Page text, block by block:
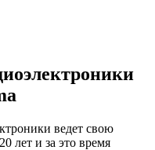
ведет свою
лет и за это время